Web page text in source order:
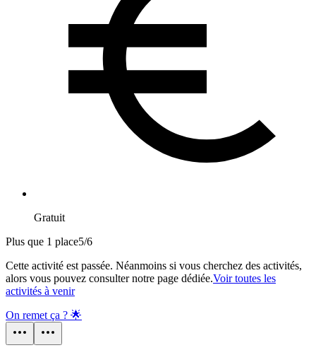
Gratuit
Plus que 1 place5/6
Cette activité est passée. Néanmoins si vous cherchez des activités,
alors vous pouvez consulter notre page dédiée.Voir toutes les
activités à venir
On remet ça ? 🌟